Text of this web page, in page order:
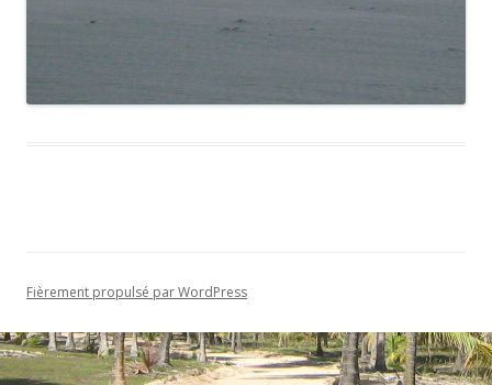
Fièrement propulsé par WordPress